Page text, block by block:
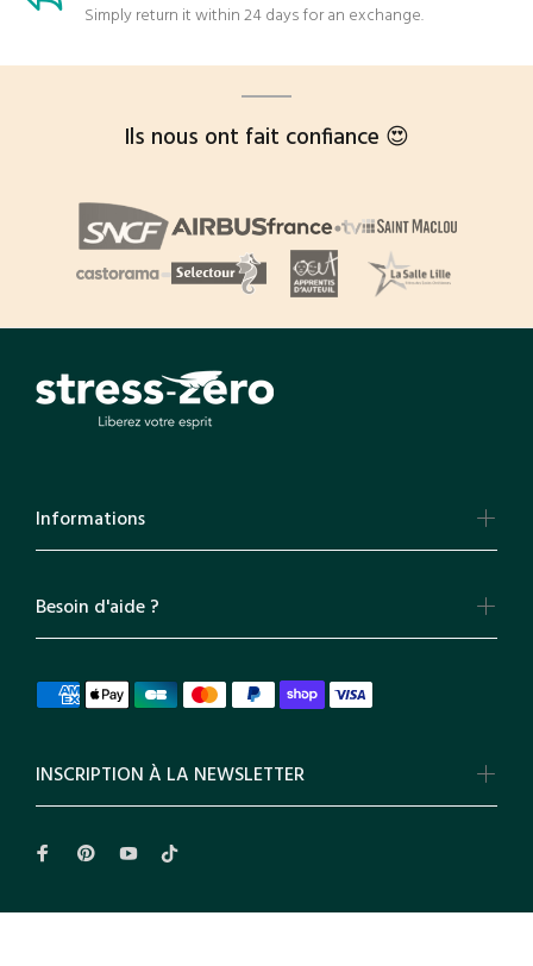
Simply return it within 24 days for an exchange.
Ils nous ont fait confiance 😍
Informations
Besoin d'aide ?
INSCRIPTION À LA NEWSLETTER